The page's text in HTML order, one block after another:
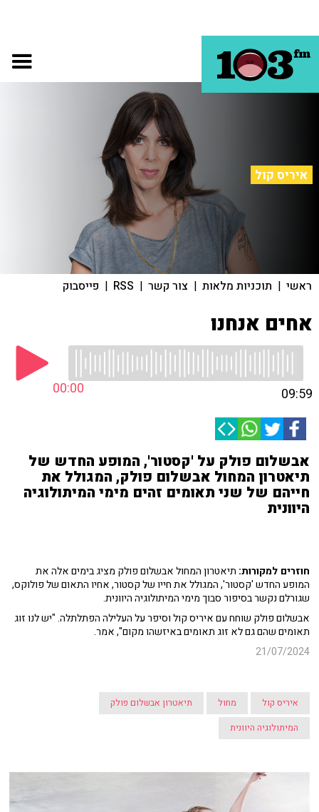
איריס קול
ראשי | תוכניות מלאות | צור קשר |
RSS
| פייסבוק
אחים אנחנו
00:00 09:59
אבשלום פולק על 'קסטור', המופע החדש של
תיאטרון המחול אבשלום פולק, המגולל את
חייהם של שני תאומים זהים מימי המיתולוגיה
היוונית
חוזרים למקורות: תיאטרון המחול אבשלום פולק מציג בימים אלה את
המופע החדש 'קסטור', המגולל את חייו של קסטור, אחיו התאום של פולוקס,
שגורלם נקשר בסיפור סבוך מימי המיתולוגיה היוונית.
אבשלום פולק שוחח עם איריס קול וסיפר על העלילה הפתלתלה. "יש לנו זוג
תאומים שהם גם לא זוג תאומים באיזשהו מקום", אמר.
21/07/2024
איריס קול מחול
תיאטרון אבשלום פולק
המיתולוגיה היוונית